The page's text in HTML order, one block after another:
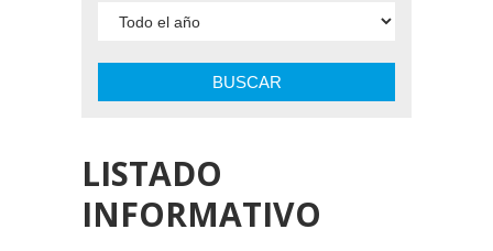
BUSCAR
LISTADO
INFORMATIVO